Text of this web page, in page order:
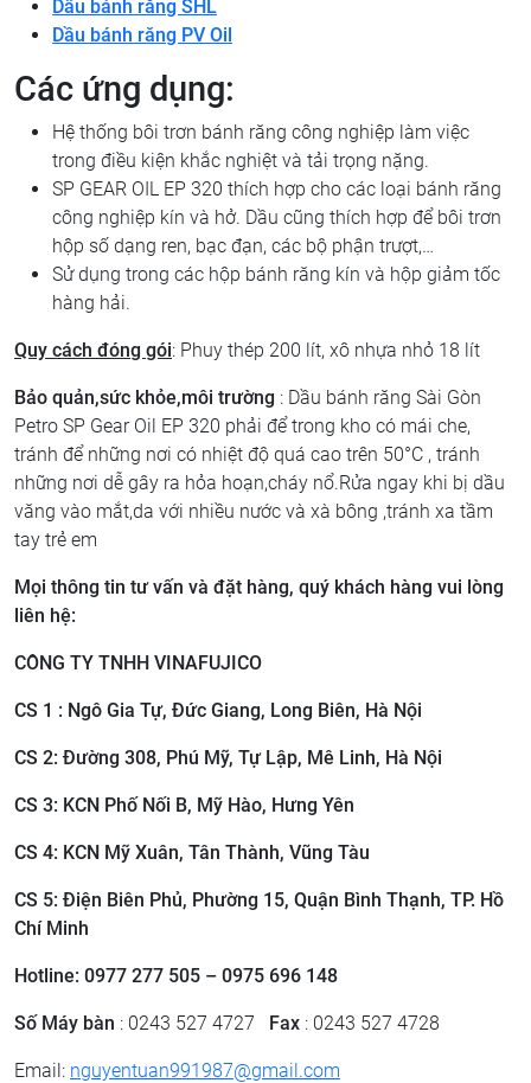
Dầu bánh răng SHL
Dầu bánh răng PV Oil
Các ứng dụng:
Hệ thống bôi trơn bánh răng công nghiệp làm việc
trong điều kiện khắc nghiệt và tải trọng nặng.
SP GEAR OIL EP 320 thích hợp cho các loại bánh răng
công nghiệp kín và hở. Dầu cũng thích hợp để bôi trơn
hộp số dạng ren, bạc đạn, các bộ phận trượt,…
Sử dụng trong các hộp bánh răng kín và hộp giảm tốc
hàng hải.
Quy cách đóng gói: Phuy thép 200 lít, xô nhựa nhỏ 18 lít
Bảo quản,sức khỏe,môi trường : Dầu bánh răng Sài Gòn
Petro SP Gear Oil EP 320 phải để trong kho có mái che,
tránh để những nơi có nhiệt độ quá cao trên 50°C , tránh
những nơi dễ gây ra hỏa hoạn,cháy nổ.Rửa ngay khi bị dầu
văng vào mắt,da với nhiều nước và xà bông ,tránh xa tầm
tay trẻ em
Mọi thông tin tư vấn và đặt hàng, quý khách hàng vui lòng
liên hệ:
CÔNG TY TNHH VINAFUJICO
CS 1 : Ngô Gia Tự, Đức Giang, Long Biên, Hà Nội
CS 2: ​Đường 308, Phú Mỹ, Tự Lập, Mê Linh, Hà Nội
CS 3: ​KCN Phố Nối B, Mỹ Hào, Hưng Yên
CS 4: KCN Mỹ Xuân, Tân Thành, Vũng Tàu
CS 5: Điện Biên Phủ, Phường 15, Quận Bình Thạnh, TP. Hồ
Chí Minh
Hotline: 0977 277 505 – 0975 696 148
Số Máy bàn : 0243 527 4727 Fax : 0243 527 4728
Email: nguyentuan991987@gmail.com